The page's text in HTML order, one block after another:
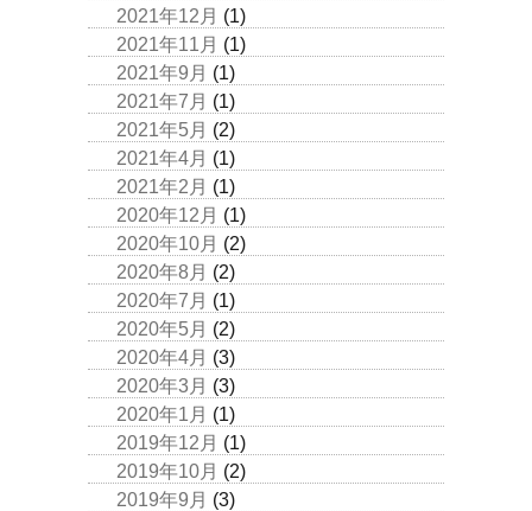
2021年12月 (1)
2021年11月 (1)
2021年9月 (1)
2021年7月 (1)
2021年5月 (2)
2021年4月 (1)
2021年2月 (1)
2020年12月 (1)
2020年10月 (2)
2020年8月 (2)
2020年7月 (1)
2020年5月 (2)
2020年4月 (3)
2020年3月 (3)
2020年1月 (1)
2019年12月 (1)
2019年10月 (2)
2019年9月 (3)